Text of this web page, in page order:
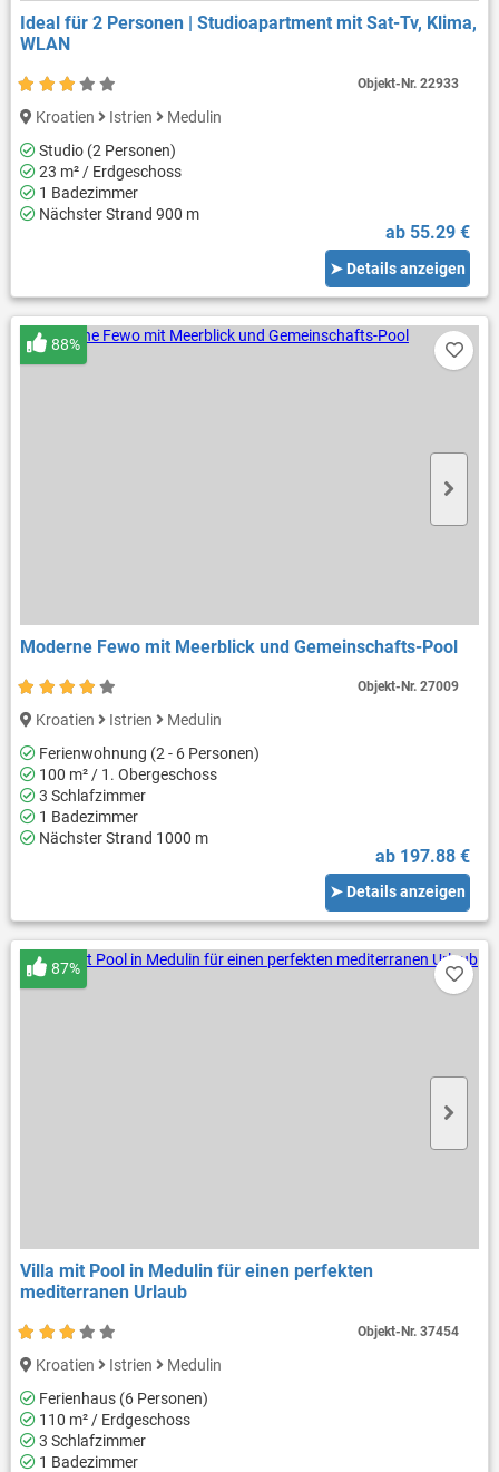
Ideal für 2 Personen | Studioapartment mit Sat-Tv, Klima,
WLAN
Kroatien Istrien
Medulin
Studio (2 Personen)
23 m² / Erdgeschoss
1 Badezimmer
Nächster Strand 900 m
ab 55.29 €
➤ Details anzeigen
Objekt-Nr.22933
Moderne Fewo mit Meerblick und Gemeinschafts-Pool
88%
Kroatien Istrien
Medulin
Ferienwohnung (2 - 6 Personen)
100 m² / 1. Obergeschoss
3 Schlafzimmer
1 Badezimmer
Nächster Strand 1000 m
ab 197.88 €
➤ Details anzeigen
Objekt-Nr.27009
Villa mit Pool in Medulin für einen perfekten
mediterranen Urlaub
87%
Kroatien Istrien
Medulin
Ferienhaus (6 Personen)
110 m² / Erdgeschoss
3 Schlafzimmer
1 Badezimmer
Objekt-Nr.37454